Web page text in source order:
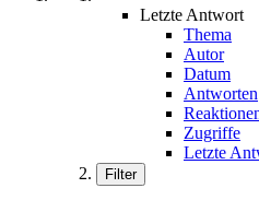
Letzte Antwort
Thema
Autor
Datum
Antworten
Zugriffe
Letzte
Filter